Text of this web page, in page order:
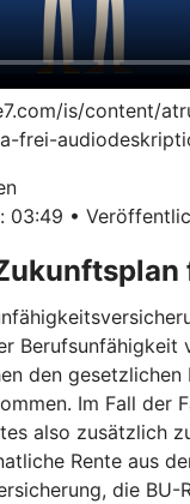
is/content/
frei-
03:49 •
Berufsunfähigkeit
den gesetzlichen
Im Fall der
also zusätzlich
Rente aus
die BU-